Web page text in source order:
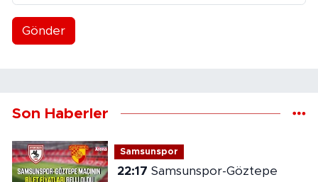
Gönder
Son Haberler
Samsunspor
22:17